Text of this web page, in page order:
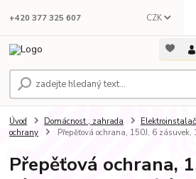
CZK
+420 377 325 607
Úvod Domácnost , zahrada
ochrany
Přepěťová ochrana, 150J, 6
Přepěťová ochrana,